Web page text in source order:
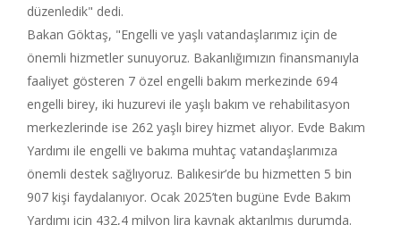
düzenledik" dedi.
Bakan Göktaş, "Engelli ve yaşlı vatandaşlarımız için de
önemli hizmetler sunuyoruz. Bakanlığımızın finansmanıyla
faaliyet gösteren 7 özel engelli bakım merkezinde 694
engelli birey, iki huzurevi ile yaşlı bakım ve rehabilitasyon
merkezlerinde ise 262 yaşlı birey hizmet alıyor. Evde Bakım
Yardımı ile engelli ve bakıma muhtaç vatandaşlarımıza
önemli destek sağlıyoruz. Balıkesir’de bu hizmetten 5 bin
907 kişi faydalanıyor. Ocak 2025’ten bugüne Evde Bakım
Yardımı için 432,4 milyon lira kaynak aktarılmış durumda.